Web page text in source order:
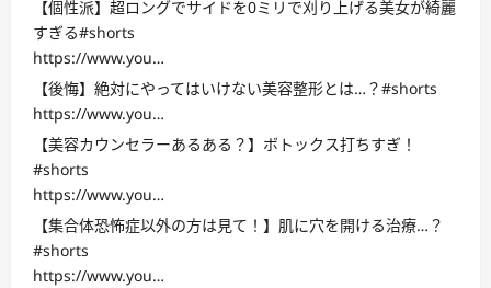
【個性派】超ロングでサイドを0ミリで刈り上げる美女が綺麗
すぎる#shorts
https://www.you…
【後悔】絶対にやってはいけない美容整形とは…？#shorts
https://www.you…
【美容カウンセラーあるある？】ボトックス打ちすぎ！
#shorts
https://www.you…
【集合体恐怖症以外の方は見て！】肌に穴を開ける治療…？
#shorts
https://www.you…